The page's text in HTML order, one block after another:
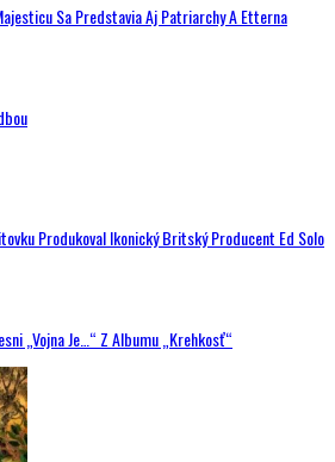
Sa Predstavia Aj Patriarchy A Etterna
Produkoval Ikonický Britský Producent Ed Solo
„Vojna Je…“ Z Albumu „Krehkosť“